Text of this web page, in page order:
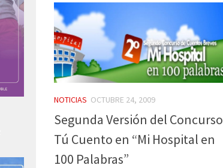
NOTICIAS OCTUBRE 24, 2009
Segunda Versión del Concurso
Tú Cuento en “Mi Hospital en
100 Palabras”